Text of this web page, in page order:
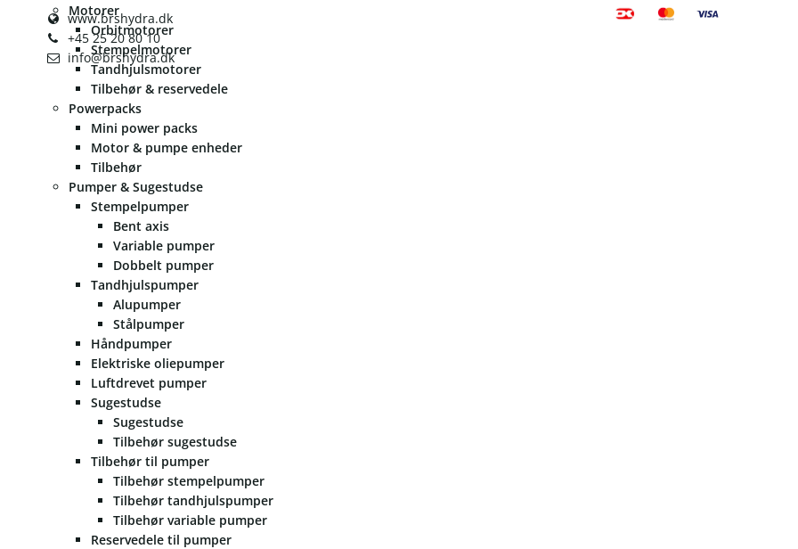
Motorer
Orbitmotorer
Stempelmotorer
Tandhjulsmotorer
Tilbehør & reservedele
Powerpacks
Mini power packs
Motor & pumpe enheder
Tilbehør
Pumper & Sugestudse
Stempelpumper
Bent axis
Variable pumper
Dobbelt pumper
Tandhjulspumper
Alupumper
Stålpumper
Håndpumper
Elektriske oliepumper
Luftdrevet pumper
Sugestudse
Sugestudse
Tilbehør sugestudse
Tilbehør til pumper
Tilbehør stempelpumper
Tilbehør tandhjulspumper
Tilbehør variable pumper
Reservedele til pumper
www.brshydra.dk
+45 25 20 80 10
info@brshydra.dk